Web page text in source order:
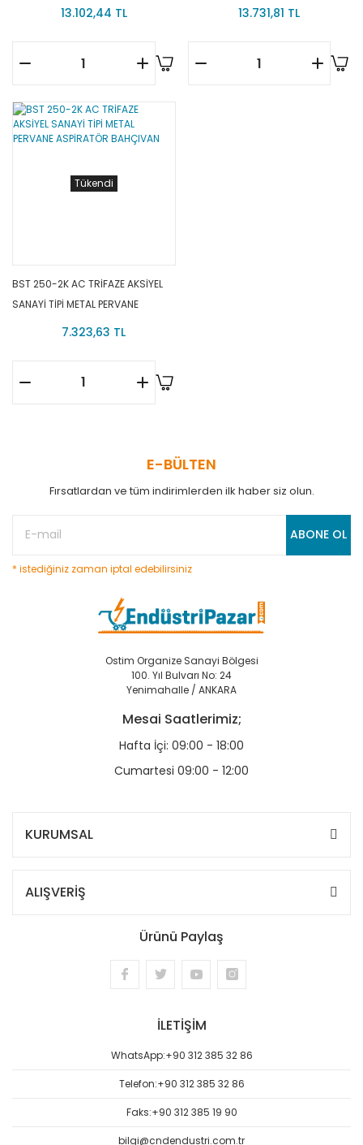
ASPİRATÖR BAHÇIVAN
13.102,44 TL
ASPİRATÖR BAHÇIVAN
13.731,81 TL
Tükendi
BST 250-2K AC TRİFAZE AKSİYEL
SANAYİ TİPİ METAL PERVANE
ASPİRATÖR BAHÇIVAN
7.323,63 TL
E-BÜLTEN
Fırsatlardan ve tüm indirimlerden ilk haber siz olun.
ABONE OL
* istediğiniz zaman iptal edebilirsiniz
Ostim Organize Sanayi Bölgesi
100. Yıl Bulvarı No: 24
Yenimahalle / ANKARA
Mesai Saatlerimiz;
Hafta İçi: 09:00 - 18:00
Cumartesi 09:00 - 12:00
KURUMSAL
ALIŞVERİŞ
Ürünü Paylaş
İLETİŞİM
WhatsApp:+90 312 385 32 86
Telefon:+90 312 385 32 86
Faks:+90 312 385 19 90
bilgi@cndendustri.com.tr